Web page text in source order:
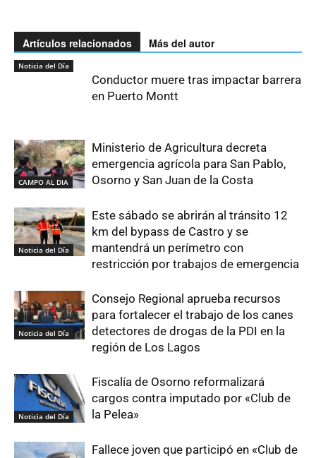
Artículos relacionados Más del autor
Noticia del Día
Conductor muere tras impactar barrera
en Puerto Montt
CAMPO AL DIA
Ministerio de Agricultura decreta
emergencia agrícola para San Pablo,
Osorno y San Juan de la Costa
Noticia del Día
Este sábado se abrirán al tránsito 12
km del bypass de Castro y se
mantendrá un perímetro con
restricción por trabajos de emergencia
Noticia del Día
Consejo Regional aprueba recursos
para fortalecer el trabajo de los canes
detectores de drogas de la PDI en la
región de Los Lagos
Noticia del Día
Fiscalía de Osorno reformalizará
cargos contra imputado por «Club de
la Pelea»
Fallece joven que participó en «Club de